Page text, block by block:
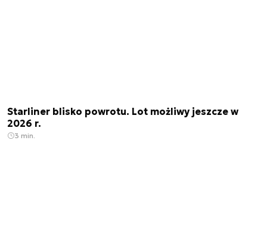
Starliner blisko powrotu. Lot możliwy jeszcze w
2026 r.
3 min.